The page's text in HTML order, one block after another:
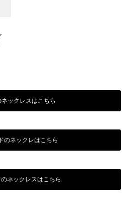
ネックレスはこちら
のネックレはこちら
ネックレスはこちら